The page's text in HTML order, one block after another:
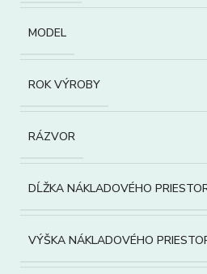
MODEL
ROK VÝROBY
RÁZVOR
DĹŽKA NÁKLADOVÉHO
VÝŠKA NÁKLADOVÉHO